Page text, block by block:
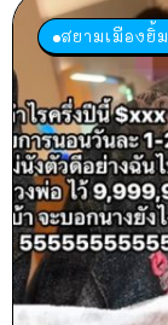
สยามเมืองยิ้ม